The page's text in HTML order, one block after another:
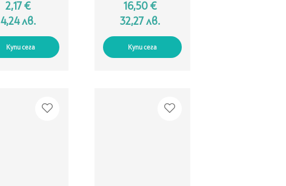
2,17 €
4,24 лв.
Купи сега
16,50 €
32,27 лв.
Купи сега